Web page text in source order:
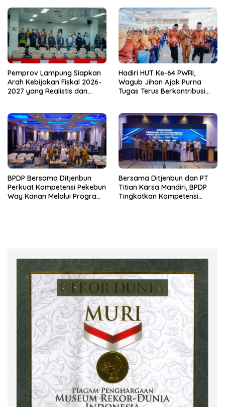
dari Desa
Pemprov Lampung Siapkan
Arah Kebijakan Fiskal 2026-
2027 yang Realistis dan
Hadiri HUT Ke-64 PWRI,
Wagub Jihan Ajak Purna
Tugas Terus Berkontribusi
BPDP Bersama Ditjenbun
Perkuat Kompetensi Pekebun
Way Kanan Melalui Program
Bersama Ditjenbun dan PT
Titian Karsa Mandiri, BPDP
Tingkatkan Kompetensi